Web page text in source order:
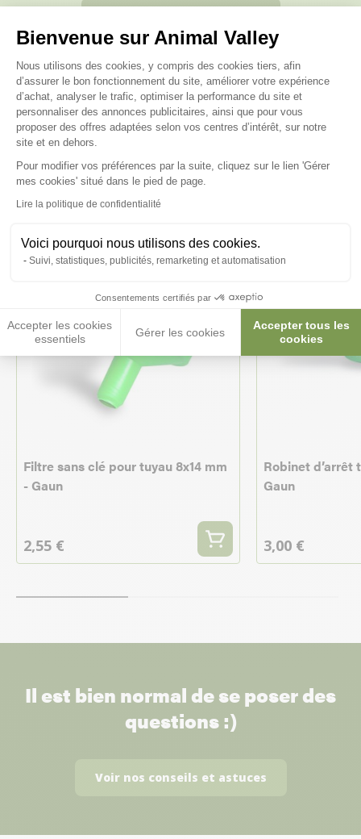
Bienvenue sur Animal Valley
Plateforme de Gestion du
Nous utilisons des cookies, y compris des cookies tiers, afin
d’assurer le bon fonctionnement du site, améliorer votre expérience
d’achat, analyser le trafic, optimiser la performance du site et
personnaliser des annonces publicitaires, ainsi que pour vous
proposer des offres adaptées selon vos centres d’intérêt, sur notre
site et en dehors.
Pour modifier vos préférences par la suite, cliquez sur le lien 'Gérer
mes cookies' situé dans le pied de page.
Lire la politique de confidentialité
Voici pourquoi nous utilisons des cookies.
Suivi, statistiques, publicités, remarketing et automatisation
Consentements certifiés par
Accepter les cookies
essentiels
Gérer les cookies
Accepter tous les
cookies
Axeptio consent
Ces produits peuvent vous
intéresser
Filtre sans clé pour tuyau 8x14 mm
- Gaun
2,55 €
Robinet d’arrêt
Gaun
3,00 €
Il est bien normal de se poser des
questions :)
Voir nos conseils et astuces